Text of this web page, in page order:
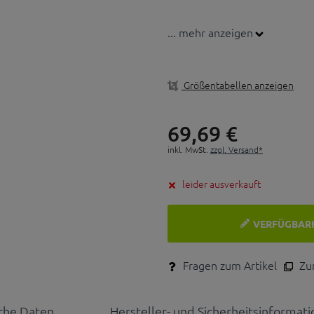
... mehr anzeigen
Größentabellen anzeigen
69,69 €
inkl. MwSt. zzgl. Versand*
leider ausverkauft
Fragen zum Artikel
Daten Hersteller- und